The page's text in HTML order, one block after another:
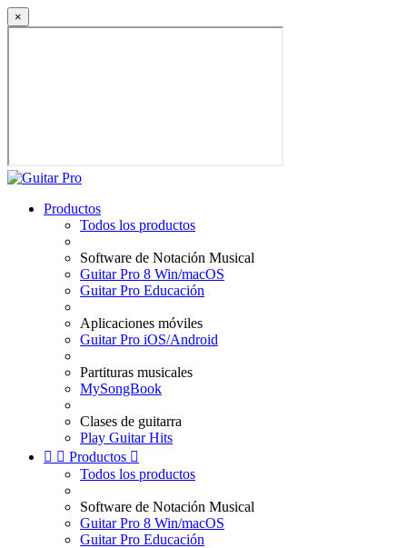
×
Productos
Todos los productos
Software de Notación Musical
Guitar Pro 8 Win/macOS
Guitar Pro Educación
Aplicaciones móviles
Guitar Pro iOS/Android
Partituras musicales
MySongBook
Clases de guitarra
Play Guitar Hits
  Productos 
Todos los productos
Software de Notación Musical
Guitar Pro 8 Win/macOS
Guitar Pro Educación